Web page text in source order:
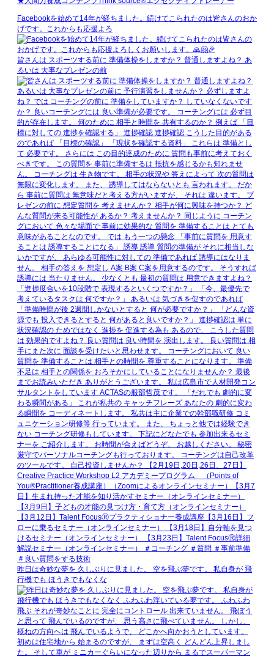
Facebookを始めて14年が経ちました。続けてこられたのは皆さんのおか
げです。これからも応援よろ
皆さんは スポーツする前に 準備体操をしますか？ 普通しますよね？ あ
るいは 大事なプレゼンの前
昨日は奇妙な夢を 久しぶりに見ました。 空を飛ぶ夢です。 私自身が 飛
行機でも ほうきでもなくな